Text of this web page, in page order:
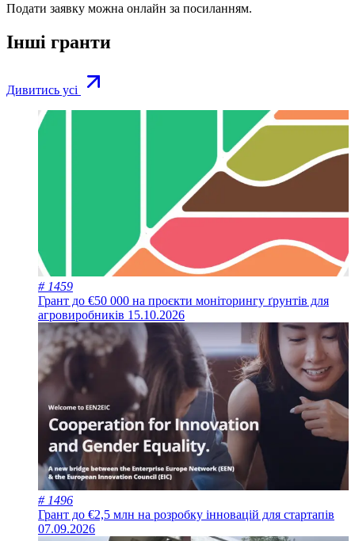
Подати заявку можна онлайн за посиланням.
Інші гранти
Дивитись усі
# 1459
Грант до €50 000 на проєкти моніторингу ґрунтів для
агровиробників 15.10.2026
# 1496
Грант до €2,5 млн на розробку інновацій для стартапів
07.09.2026